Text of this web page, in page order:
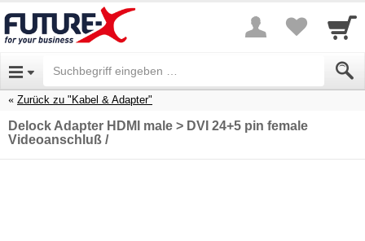
Zurück zu "Kabel & Adapter"
Delock Adapter HDMI male > DVI 24+5 pin female
Videoanschluß /